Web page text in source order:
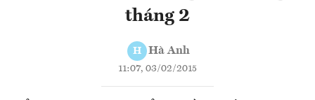
tháng 2
H Hà Anh
11:07, 03/02/2015